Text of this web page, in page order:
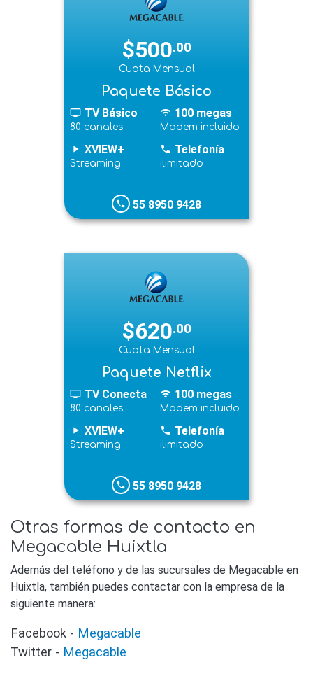
$500.00
Cuota Mensual
Paquete Básico
tv TV Básico
80 canales
wifi 100 megas
Modem incluido
play_arrow XVIEW+
Streaming
phone Telefonía
ilimitado
phone 55 8950 9428
$620.00
Cuota Mensual
Paquete Netflix
tv TV Conecta
80 canales
wifi 100 megas
Modem incluido
play_arrow XVIEW+
Streaming
phone Telefonía
ilimitado
phone 55 8950 9428
Otras formas de contacto en
Megacable Huixtla
Además del teléfono y de las sucursales de Megacable en
Huixtla, también puedes contactar con la empresa de la
siguiente manera:
Facebook - Megacable
Twitter - Megacable